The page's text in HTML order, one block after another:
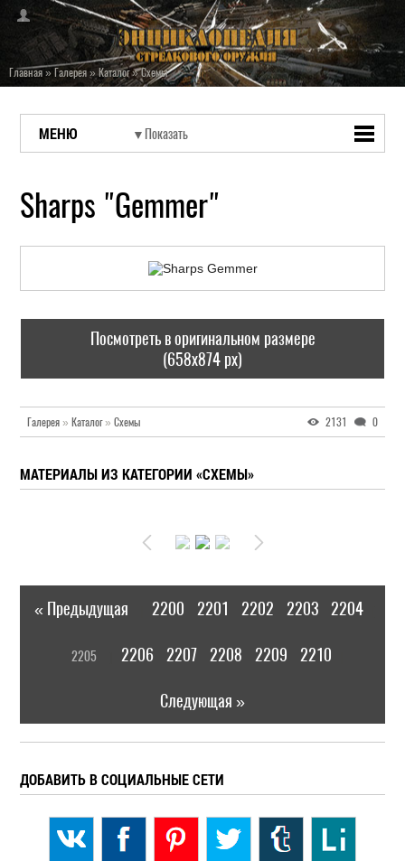
Главная»Галерея»Каталог»Схемы
МЕНЮ
Sharps "Gemmer"
Посмотреть в оригинальном размере
(658x874 px)
Галерея » Каталог» Схемы 2131 0
МАТЕРИАЛЫ ИЗ КАТЕГОРИИ «СХЕМЫ»
« Предыдущая 2200 2201 2202 2203 2204
2205 2206 2207 2208 2209 2210
Следующая »
ДОБАВИТЬ В СОЦИАЛЬНЫЕ СЕТИ